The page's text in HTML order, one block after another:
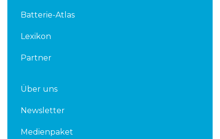
Batterie-Atlas
Lexikon
Partner
Über uns
Newsletter
Medienpaket